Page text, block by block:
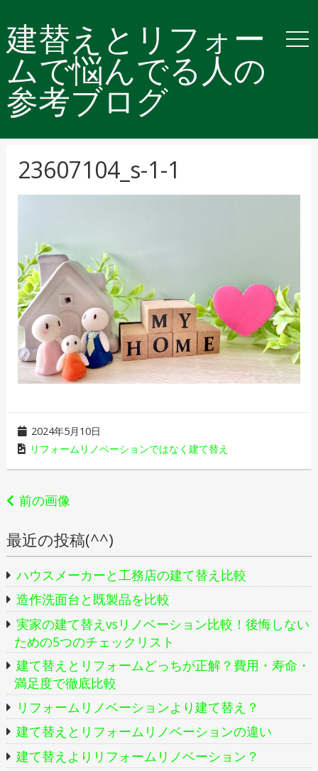
建替えとリフォー
ムで悩んでる人の
参考ブログ
23607104_s-1-1
2024年5月10日
リフォームリノベーションではなく建て替え
前の画像
最近の投稿(^^)
ハウスメーカーと工務店の建て替え比較
造作洗面台と既製品を比較
実家の建て替えvsリノベーション比較！後悔しない
ための5つのチェックリスト
建て替えとリフォームどっちが正解？費用・寿命・
満足度で徹底比較
リフォームリノベーションより建て替え？
建て替えとリフォームリノベーションの違い
建て替えよりリフォームリノベーション？